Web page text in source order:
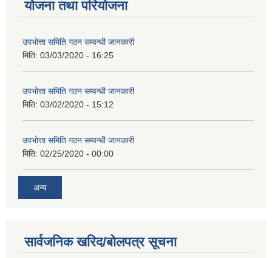
योजना तथा परियोजना
उपभाेत्ता समिति गठन सम्वन्धी जानकारी
मिति: 03/03/2020 - 16:25
उपभाेत्ता समिति गठन सम्वन्धी जानकारी
मिति: 03/02/2020 - 15:12
उपभाेत्ता समिति गठन सम्वन्धी जानकारी
मिति: 02/25/2020 - 00:00
अन्य
सार्वजनिक खरिद/बोलपत्र सूचना